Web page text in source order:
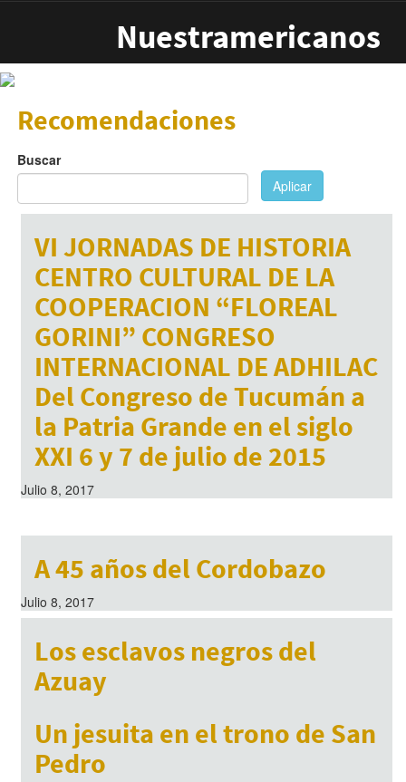
Nuestramericanos
Recomendaciones
Buscar
Aplicar
VI JORNADAS DE HISTORIA
CENTRO CULTURAL DE LA
COOPERACION “FLOREAL
GORINI” CONGRESO
INTERNACIONAL DE ADHILAC
Del Congreso de Tucumán a
la Patria Grande en el siglo
XXI 6 y 7 de julio de 2015
Julio 8, 2017
A 45 años del Cordobazo
Julio 8, 2017
Los esclavos negros del
Azuay
Un jesuita en el trono de San
Pedro